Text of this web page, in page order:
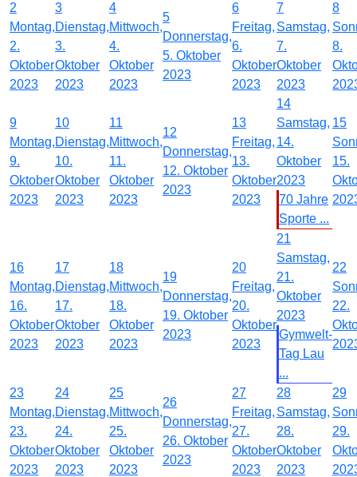
2
Montag,
2.
Oktober
2023
3
Dienstag,
3.
Oktober
2023
4
Mittwoch,
4.
Oktober
2023
5
Donnerstag,
5. Oktober
2023
6
Freitag,
6.
Oktober
2023
7
Samstag,
7.
Oktober
2023
8
8.
9
Montag,
9.
Oktober
2023
10
Dienstag,
10.
Oktober
2023
11
Mittwoch,
11.
Oktober
2023
12
Donnerstag,
12. Oktober
2023
13
Freitag,
13.
Oktober
2023
14
Samstag,
14.
Oktober
2023
70 Jahre
Sporte ...
15
15.
16
Montag,
16.
Oktober
2023
17
Dienstag,
17.
Oktober
2023
18
Mittwoch,
18.
Oktober
2023
19
Donnerstag,
19. Oktober
2023
20
Freitag,
20.
Oktober
2023
21
Samstag,
21.
Oktober
2023
Gymwelt-
Tag Lau
...
22
22.
23
Montag,
23.
Oktober
2023
24
Dienstag,
24.
Oktober
2023
25
Mittwoch,
25.
Oktober
2023
26
Donnerstag,
26. Oktober
2023
27
Freitag,
27.
Oktober
2023
28
Samstag,
28.
Oktober
2023
29
29.